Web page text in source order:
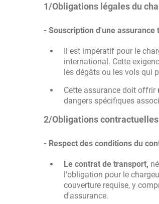
1/Obligations légales du
- Souscription d'une assurance
Il est impératif pour le
international. Cette
les dégâts ou les vols qui
Cette assurance doit offrir
dangers spécifiques
2/Obligations
- Respect des conditions du
Le contrat de transport,
l'obligation pour le
couverture requise, y
d'assurance.